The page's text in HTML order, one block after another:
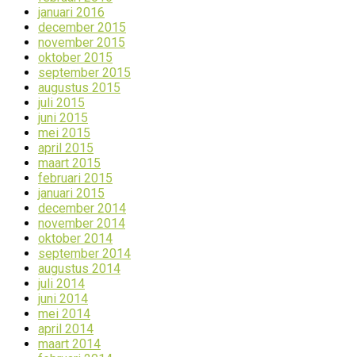
januari 2016
december 2015
november 2015
oktober 2015
september 2015
augustus 2015
juli 2015
juni 2015
mei 2015
april 2015
maart 2015
februari 2015
januari 2015
december 2014
november 2014
oktober 2014
september 2014
augustus 2014
juli 2014
juni 2014
mei 2014
april 2014
maart 2014